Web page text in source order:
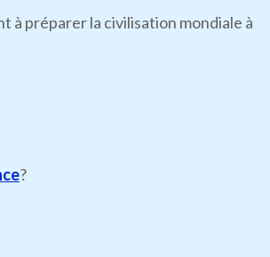
à préparer la civilisation mondiale à
?